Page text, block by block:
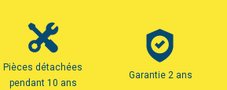
Pièces détachées
pendant 10 ans
Garantie 2 ans